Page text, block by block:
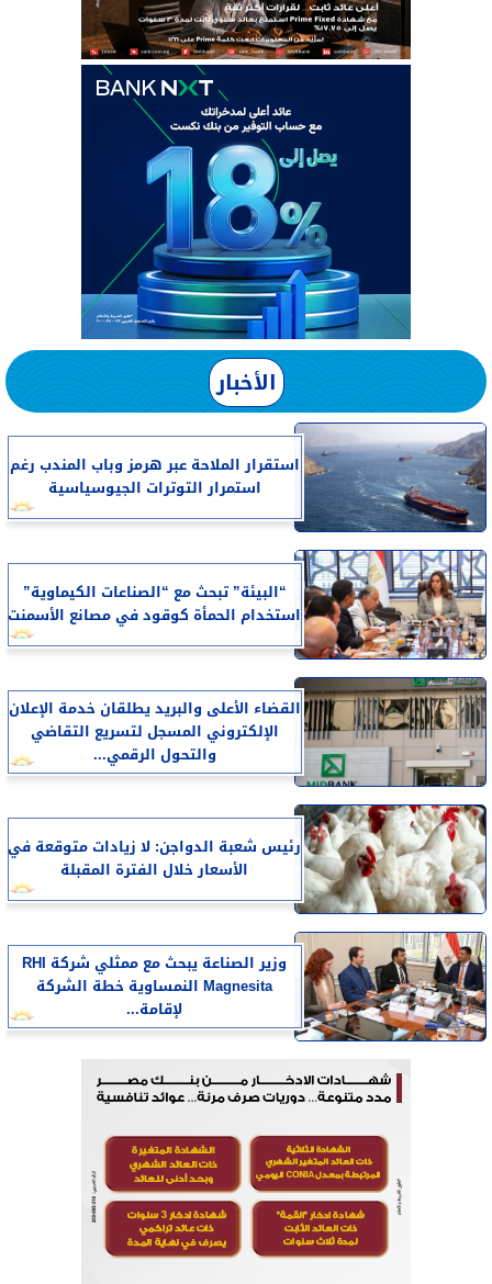
الأخبار
استقرار الملاحة عبر هرمز وباب المندب رغم
استمرار التوترات الجيوسياسية
“البيئة” تبحث مع “الصناعات الكيماوية”
استخدام الحمأة كوقود في مصانع الأسمنت
القضاء الأعلى والبريد يطلقان خدمة الإعلان
الإلكتروني المسجل لتسريع التقاضي
والتحول الرقمي...
رئيس شعبة الدواجن: لا زيادات متوقعة في
الأسعار خلال الفترة المقبلة
وزير الصناعة يبحث مع ممثلي شركة RHI
Magnesita النمساوية خطة الشركة
لإقامة...